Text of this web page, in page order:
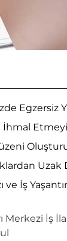
Egzersiz
İhmal
Uzak
ve İş
Merkezi İş